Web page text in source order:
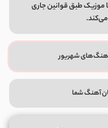
موزیک طبق قوانین جاری
شهریور
آهنگ شما